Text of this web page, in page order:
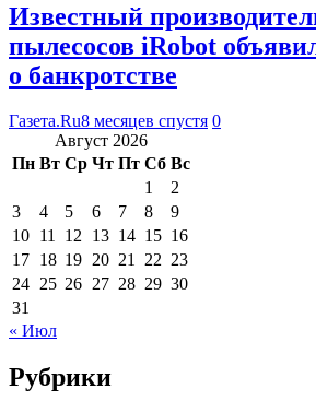
Известный
пылесосов iRobot
о банкротстве
Газета.Ru8 месяцев спустя 0
Август 2026
Пн Вт Ср Чт Пт Сб Вс
1
2
3
4 5 6 7 8
9
10 11 12 13 14 15 16
17 18 19 20 21 22 23
24 25 26 27 28 29 30
31
« Июл
Рубрики